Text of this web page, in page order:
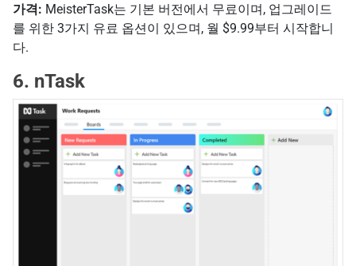
가격: MeisterTask는 기본 버전에서 무료이며, 업그레이드
를 위한 3가지 유료 옵션이 있으며, 월 $9.99부터 시작합니
다.
6. nTask